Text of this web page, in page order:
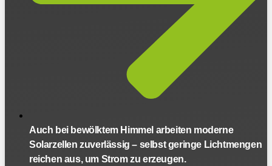
Auch bei bewölktem Himmel arbeiten moderne
Solarzellen zuverlässig – selbst geringe Lichtmengen
reichen aus, um Strom zu erzeugen.